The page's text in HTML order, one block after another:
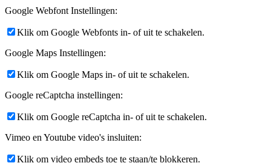
Google Webfont Instellingen:
Klik om Google Webfonts in- of uit te schakelen.
Google Maps Instellingen:
Klik om Google Maps in- of uit te schakelen.
Google reCaptcha instellingen:
Klik om Google reCaptcha in- of uit te schakelen.
Vimeo en Youtube video's insluiten:
Klik om video embeds toe te staan/te blokkeren.